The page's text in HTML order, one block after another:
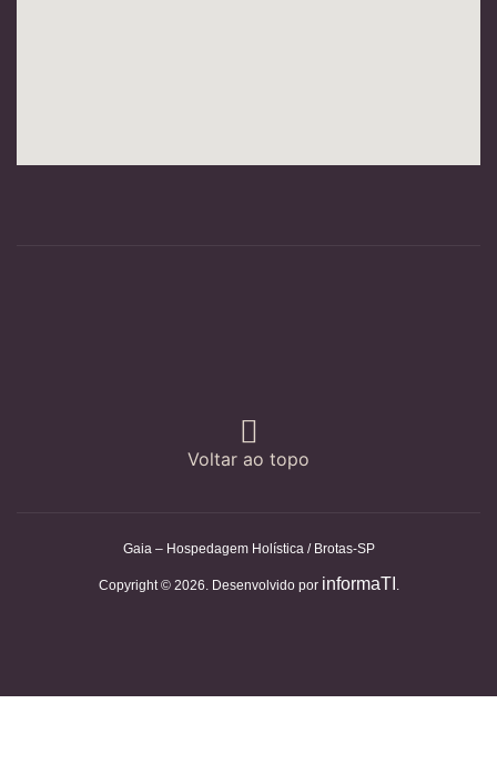
Voltar ao topo
Gaia – Hospedagem Holística / Brotas-SP
Copyright © 2026. Desenvolvido por informaTI .